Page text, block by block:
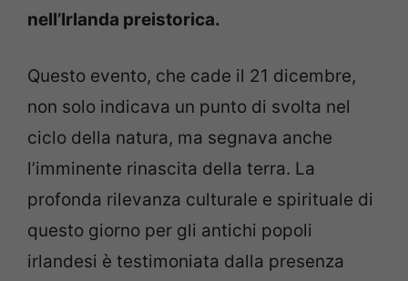
nell’Irlanda preistorica.
Questo evento, che cade il 21 dicembre,
non solo indicava un punto di svolta nel
ciclo della natura, ma segnava anche
l’imminente rinascita della terra. La
profonda rilevanza culturale e spirituale di
questo giorno per gli antichi popoli
irlandesi è testimoniata dalla presenza